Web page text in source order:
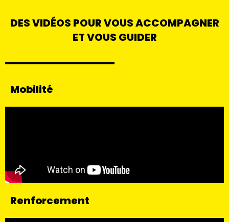
DES VIDÉOS POUR VOUS ACCOMPAGNER
ET VOUS GUIDER
Mobilité
Renforcement